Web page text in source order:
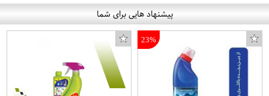
پیشنهاد هایی برای شما
23%